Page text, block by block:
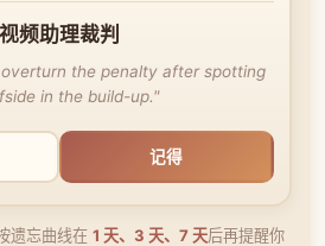
视频助理裁判
the penalty after spotting
in the build-up."
记得
遗忘曲线在 1 天、3 天、7 天后再提醒你